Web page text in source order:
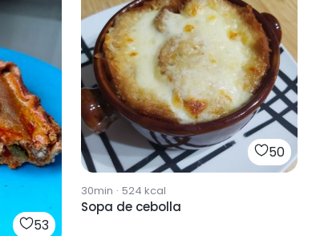
53
50
30min · 524 kcal
Sopa de cebolla